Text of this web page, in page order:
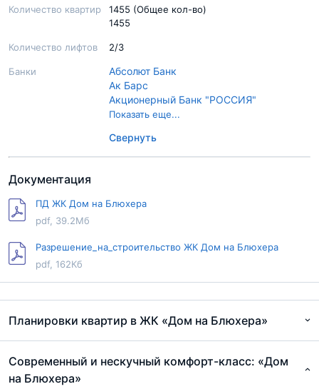
Количество квартир
1455 (Общее кол-во)
1455
Количество лифтов 2/3
Банки
Абсолют Банк
Ак Барс
Акционерный Банк "РОССИЯ"
Банк Санкт-Петербург
Банк Открытие
Промсвязьбанк
Показать еще...
Свернуть
Документация
ПД ЖК Дом на Блюхера
pdf, 39.2Мб
Разрешение_на_строительство ЖК Дом на Блюхера
pdf, 162Кб
Планировки квартир в ЖК «Дом на Блюхера»
Современный и нескучный комфорт-класс: «Дом
на Блюхера»